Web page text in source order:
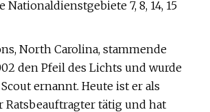
Nationaldienstgebiete 7, 8, 14, 15
North Carolina, stammende
den Pfeil des Lichts und wurde
ernannt. Heute ist er als
tätig und hat